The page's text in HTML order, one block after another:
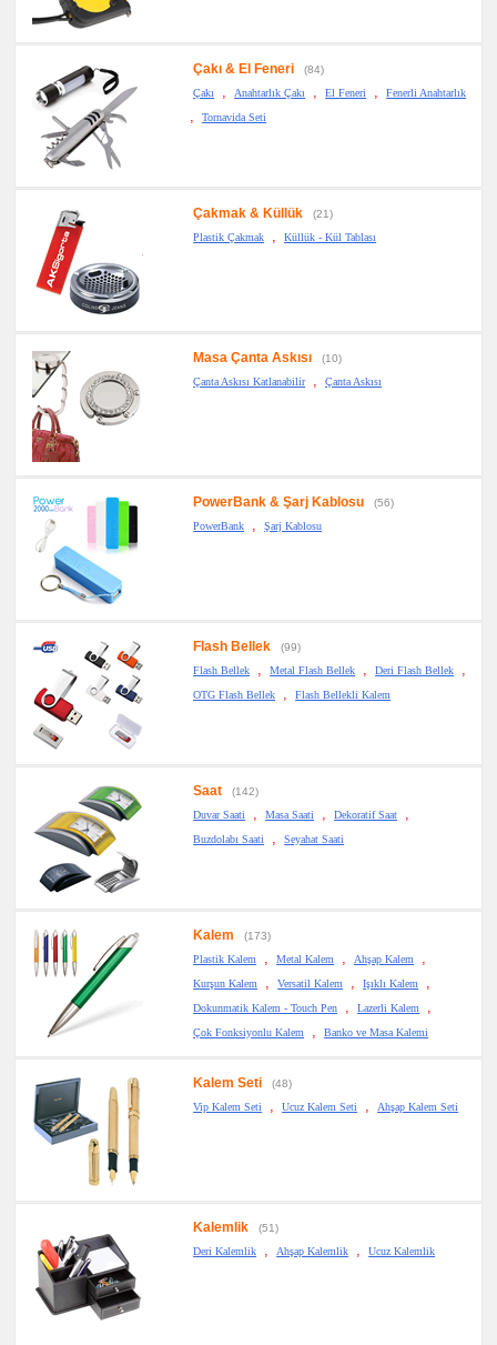
Çakı & El Feneri
(84)
Çakı
, Anahtarlık Çakı , El Feneri , Fenerli Anahtarlık
, Tornavida Seti
Çakmak & Küllük
(21)
Plastik Çakmak
, Küllük - Kül Tablası
Masa Çanta Askısı
(10)
Çanta Askısı Katlanabilir
, Çanta Askısı
PowerBank & Şarj Kablosu
(56)
PowerBank
, Şarj Kablosu
Flash Bellek
(99)
Flash Bellek
, Metal Flash Bellek , Deri Flash Bellek ,
OTG Flash Bellek , Flash Bellekli Kalem
Saat
(142)
Duvar Saati
, Masa Saati , Dekoratif Saat ,
Buzdolabı Saati , Seyahat Saati
Kalem
(173)
Plastik Kalem
, Metal Kalem , Ahşap Kalem ,
Kurşun Kalem , Versatil Kalem , Işıklı Kalem ,
Dokunmatik Kalem - Touch Pen , Lazerli Kalem ,
Çok Fonksiyonlu Kalem , Banko ve Masa Kalemi
Kalem Seti
(48)
Vip Kalem Seti
, Ucuz Kalem Seti , Ahşap Kalem Seti
Kalemlik
(51)
Deri Kalemlik
, Ahşap Kalemlik , Ucuz Kalemlik